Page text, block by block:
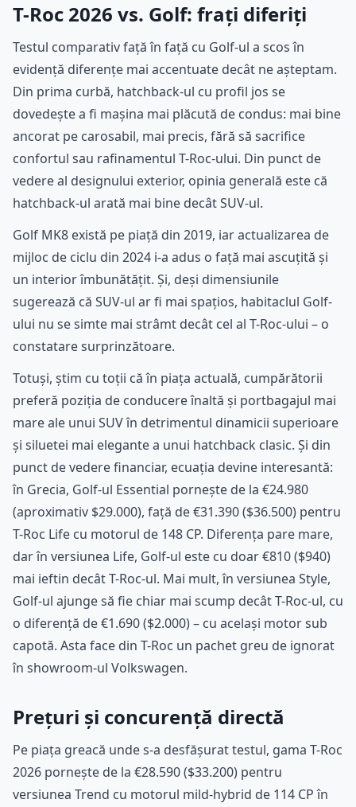
T-Roc 2026 vs. Golf: frați diferiți
Testul comparativ față în față cu Golf-ul a scos în
evidență diferențe mai accentuate decât ne așteptam.
Din prima curbă, hatchback-ul cu profil jos se
dovedește a fi mașina mai plăcută de condus: mai bine
ancorat pe carosabil, mai precis, fără să sacrifice
confortul sau rafinamentul T-Roc-ului. Din punct de
vedere al designului exterior, opinia generală este că
hatchback-ul arată mai bine decât SUV-ul.
Golf MK8 există pe piață din 2019, iar actualizarea de
mijloc de ciclu din 2024 i-a adus o față mai ascuțită și
un interior îmbunătățit. Și, deși dimensiunile
sugerează că SUV-ul ar fi mai spațios, habitaclul Golf-
ului nu se simte mai strâmt decât cel al T-Roc-ului – o
constatare surprinzătoare.
Totuși, știm cu toții că în piața actuală, cumpărătorii
preferă poziția de conducere înaltă și portbagajul mai
mare ale unui SUV în detrimentul dinamicii superioare
și siluetei mai elegante a unui hatchback clasic. Și din
punct de vedere financiar, ecuația devine interesantă:
în Grecia, Golf-ul Essential pornește de la €24.980
(aproximativ $29.000), față de €31.390 ($36.500) pentru
T-Roc Life cu motorul de 148 CP. Diferența pare mare,
dar în versiunea Life, Golf-ul este cu doar €810 ($940)
mai ieftin decât T-Roc-ul. Mai mult, în versiunea Style,
Golf-ul ajunge să fie chiar mai scump decât T-Roc-ul, cu
o diferență de €1.690 ($2.000) – cu același motor sub
capotă. Asta face din T-Roc un pachet greu de ignorat
în showroom-ul Volkswagen.
Prețuri și concurență directă
Pe piața greacă unde s-a desfășurat testul, gama T-Roc
2026 pornește de la €28.590 ($33.200) pentru
versiunea Trend cu motorul mild-hybrid de 114 CP în